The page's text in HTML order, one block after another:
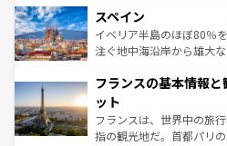
ろん、トスカーナの美し
景など、自然景観も見逃
ピザやパスタなど、絶品
ませてくれるイタリアで
なお、新着のイタリア情報
しい。
スペイン
イベリア半島のほぼ80％
注ぐ地中海沿岸から雄大
文化が根付くこの国では
れる闘牛、そして美味し
る。首都マドリードの洗
アートに溢れた街角から
フランスの基本情報
ット
フランスは、世界中の旅
指の観光地だ。首都パリ